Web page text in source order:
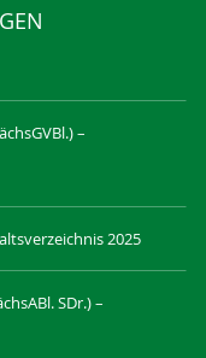
–
2025
SDr.) –